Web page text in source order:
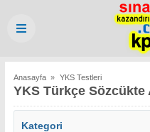
Anasayfa » YKS Testleri
YKS Türkçe Sözcükte
Kategori